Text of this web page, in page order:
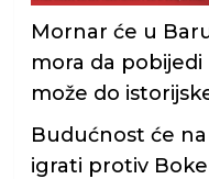
Mornar će u
mora da
može do
Budućnost će
igrati protiv